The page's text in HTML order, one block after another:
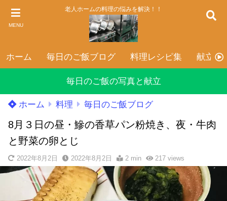
MENU
老人ホームの料理の悩みを解決！！
ホーム 毎日のご飯ブログ 料理レシピ集 献立表
毎日のご飯の写真と献立
ホーム 料理 毎日のご飯ブログ
8月３日の昼・鰺の香草パン粉焼き、夜・牛肉
と野菜の卵とじ
2022年8月2日 2022年8月2日 2 min 217views